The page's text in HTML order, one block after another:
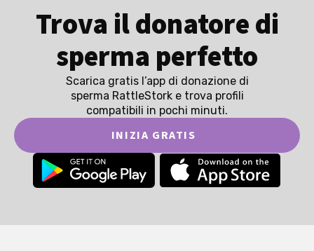
Trova il donatore di
sperma perfetto
Scarica gratis l’app di donazione di
sperma RattleStork e trova profili
compatibili in pochi minuti.
INIZIA GRATIS